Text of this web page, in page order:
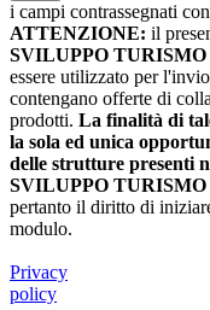
i campi contrassegnati con
ATTENZIONE: il
SVILUPPO
essere utilizzato per
contengano offerte di
prodotti. La finalità di
la sola ed unica
delle strutture presenti
SVILUPPO
pertanto il diritto di
modulo.
Privacy
policy